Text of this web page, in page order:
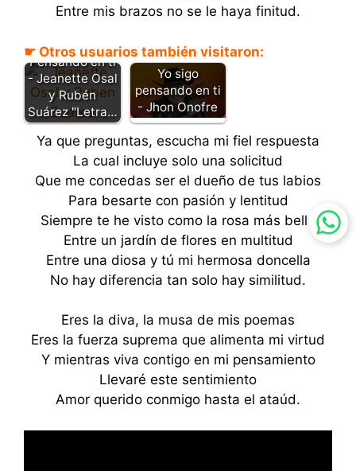
Entre mis brazos no se le haya finitud.
☛ Otros usuarios también visitaron:
Pensando en ti
- Jeanette Osal
y Rubén
Suárez "Letra…
Yo sigo
pensando en ti
- Jhon Onofre
Ya que preguntas, escucha mi fiel respuesta
La cual incluye solo una solicitud
Que me concedas ser el dueño de tus labios
Para besarte con pasión y lentitud
Siempre te he visto como la rosa más bella
Entre un jardín de flores en multitud
Entre una diosa y tú mi hermosa doncella
No hay diferencia tan solo hay similitud.
Eres la diva, la musa de mis poemas
Eres la fuerza suprema que alimenta mi virtud
Y mientras viva contigo en mi pensamiento
Llevaré este sentimiento
Amor querido conmigo hasta el ataúd.